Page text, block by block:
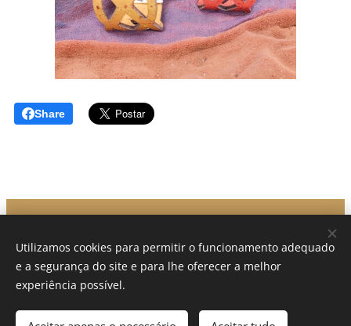
Share
A criar desde 2012
Desenvolvido por Atelier da Cortiça
Cookies
Utilizamos cookies para permitir o funcionamento adequado
e a segurança do site e para lhe oferecer a melhor
experiência possível.